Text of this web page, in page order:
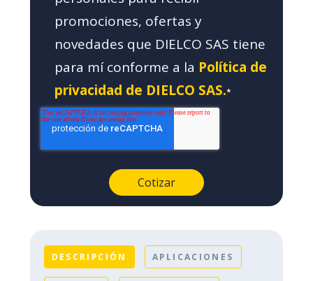
promociones, ofertas y
novedades que DIELCO SAS tiene
para mí conforme a la Política de
privacidad de DIELCO SAS.*
DESCRIPCIÓN APLICACIONES